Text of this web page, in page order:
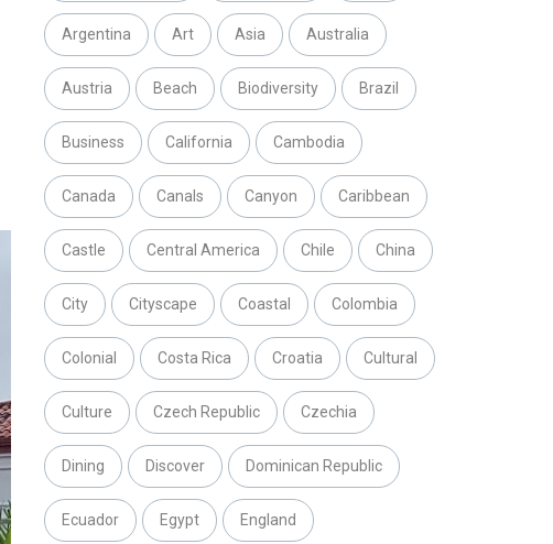
Argentina Art Asia Australia
Austria Beach Biodiversity Brazil
Business California Cambodia
Canada Canals Canyon Caribbean
Castle Central America Chile China
City Cityscape Coastal Colombia
Colonial Costa Rica Croatia Cultural
Culture Czech Republic Czechia
Dining Discover Dominican Republic
Ecuador Egypt England